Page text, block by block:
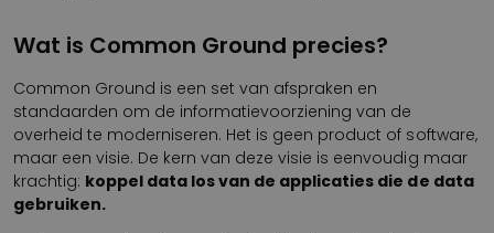
Wat is Common Ground precies?
Common Ground is een set van afspraken en
standaarden om de informatievoorziening van de
overheid te moderniseren. Het is geen product of software,
maar een visie. De kern van deze visie is eenvoudig maar
krachtig: koppel data los van de applicaties die de data
gebruiken.